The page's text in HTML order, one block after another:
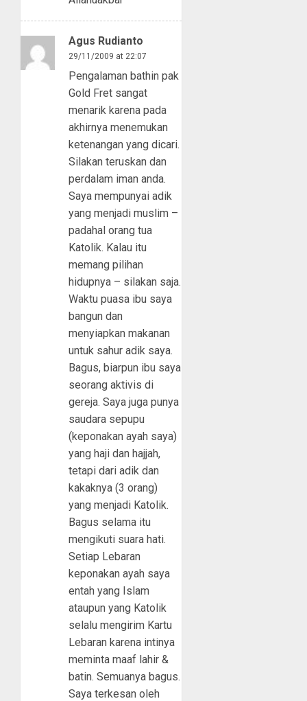
Agus Rudianto
29/11/2009 at 22:07
Pengalaman bathin pak
Gold Fret sangat
menarik karena pada
akhirnya menemukan
ketenangan yang dicari.
Silakan teruskan dan
perdalam iman anda.
Saya mempunyai adik
yang menjadi muslim –
padahal orang tua
Katolik. Kalau itu
memang pilihan
hidupnya – silakan saja.
Waktu puasa ibu saya
bangun dan
menyiapkan makanan
untuk sahur adik saya.
Bagus, biarpun ibu saya
seorang aktivis di
gereja. Saya juga punya
saudara sepupu
(keponakan ayah saya)
yang haji dan hajjah,
tetapi dari adik dan
kakaknya (3 orang)
yang menjadi Katolik.
Bagus selama itu
mengikuti suara hati.
Setiap Lebaran
keponakan ayah saya
entah yang Islam
ataupun yang Katolik
selalu mengirim Kartu
Lebaran karena intinya
meminta maaf lahir &
batin. Semuanya bagus.
Saya terkesan oleh